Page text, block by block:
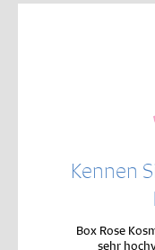
Kennen
Box Rose
sehr